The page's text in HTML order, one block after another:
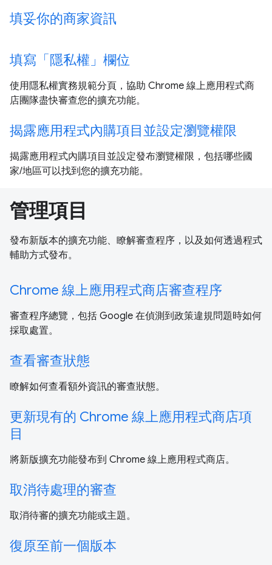
填妥你的商家資訊
填寫「隱私權」欄位
使用隱私權實務規範分頁，協助 Chrome 線上應用程式商
店團隊盡快審查您的擴充功能。
揭露應用程式內購項目並設定瀏覽權限
揭露應用程式內購項目並設定發布瀏覽權限，包括哪些國
家/地區可以找到您的擴充功能。
管理項目
發布新版本的擴充功能、瞭解審查程序，以及如何透過程式
輔助方式發布。
Chrome 線上應用程式商店審查程序
審查程序總覽，包括 Google 在偵測到政策違規問題時如何
採取處置。
查看審查狀態
瞭解如何查看額外資訊的審查狀態。
更新現有的 Chrome 線上應用程式商店項
目
將新版擴充功能發布到 Chrome 線上應用程式商店。
取消待處理的審查
取消待審的擴充功能或主題。
復原至前一個版本